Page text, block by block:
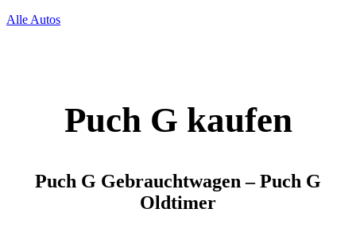
Alle Autos
Puch G kaufen
Puch G Gebrauchtwagen – Puch G
Oldtimer